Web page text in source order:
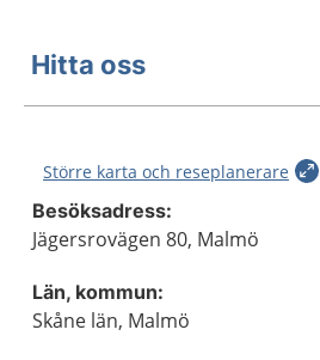
Hitta oss
Större karta och reseplanerare
Besöksadress:
Jägersrovägen 80, Malmö
Län, kommun:
Skåne län, Malmö